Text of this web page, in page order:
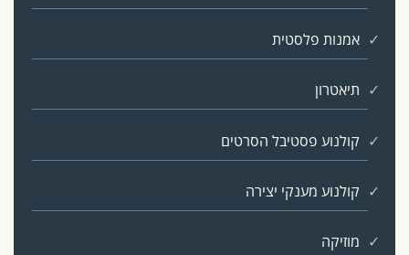
אמנות פלסטית
תיאטרון
קולנוע פסטיבל הסרטים
קולנוע מענקי יצירה
מוזיקה